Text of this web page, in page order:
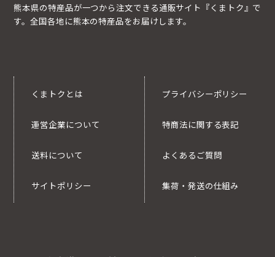
熊本県の特産品が一つから注文できる通販サイト『くまトク』で
す。全国各地に熊本の特産品をお届けします。
くまトクとは
運営企業について
送料について
サイトポリシー
プライバシーポリシー
特商法に関する表記
よくあるご質問
集荷・発送の仕組み